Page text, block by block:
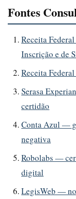
Fontes
Receita
Inscrição e de
Receita
Serasa
certidão
Conta Azul —
negativa
Robolabs —
digital
LegisWeb —